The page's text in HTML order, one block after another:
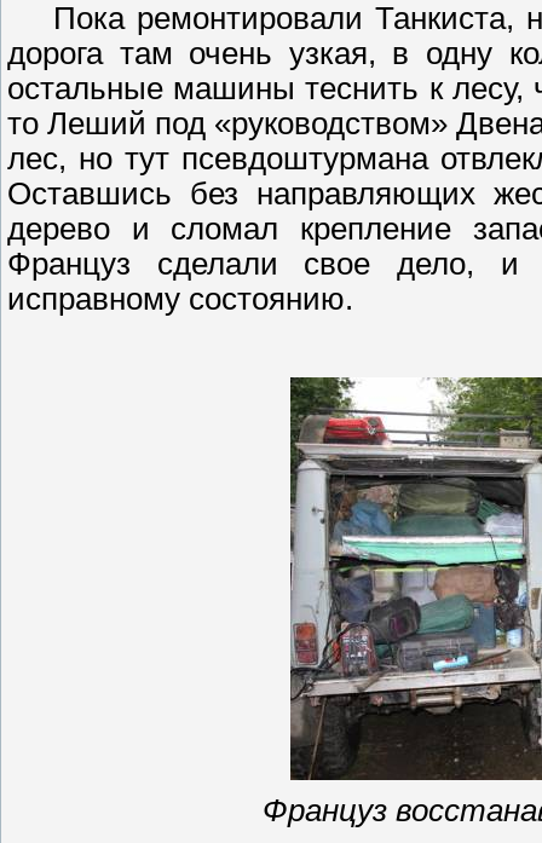
Пока ремонтировали Танкиста,
дорога там очень узкая, в одну
остальные машины теснить к
то Леший под «руководством»
лес, но тут псевдоштурмана
Оставшись без направляющих
дерево и сломал крепление
Француз сделали свое дело, и
исправному состоянию.
Француз